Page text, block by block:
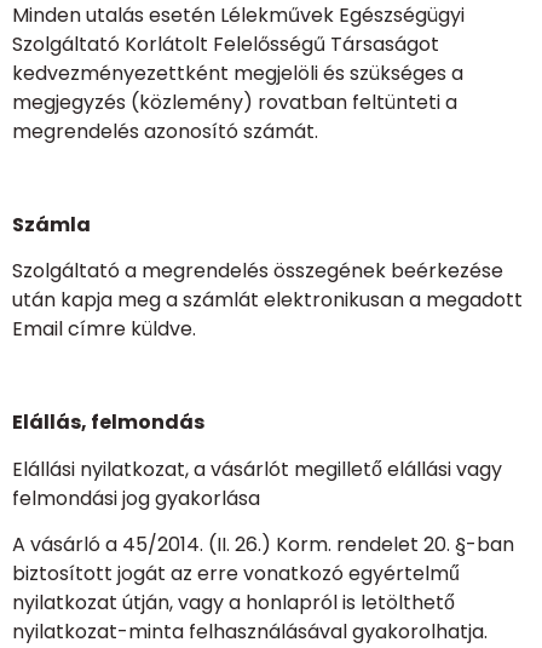
Minden utalás esetén Lélekművek Egészségügyi
Szolgáltató Korlátolt Felelősségű Társaságot
kedvezményezettként megjelöli és szükséges a
megjegyzés (közlemény) rovatban feltünteti a
megrendelés azonosító számát.
Számla
Szolgáltató a megrendelés összegének beérkezése
után kapja meg a számlát elektronikusan a megadott
Email címre küldve.
Elállás, felmondás
Elállási nyilatkozat, a vásárlót megillető elállási vagy
felmondási jog gyakorlása
A vásárló a 45/2014. (II. 26.) Korm. rendelet 20. §-ban
biztosított jogát az erre vonatkozó egyértelmű
nyilatkozat útján, vagy a honlapról is letölthető
nyilatkozat-minta felhasználásával gyakorolhatja.